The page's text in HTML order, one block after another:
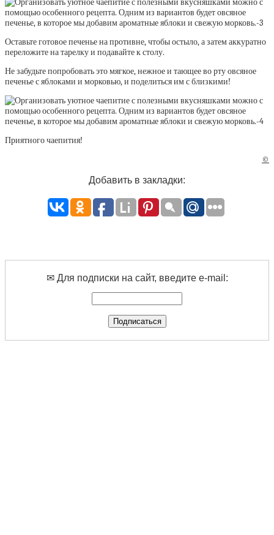
Оставьте готовое печенье на противне, чтобы остыло, а затем аккуратно
переложите на тарелку и подавайте к столу.
Не забудьте попробовать это мягкое, нежное и тающее во рту овсяное
печенье с яблоками и морковью, и поделиться им с близкими!
Приятного чаепития!
©
Добавить в закладки:
✉ Для подписки на сайт, введите e-mail: